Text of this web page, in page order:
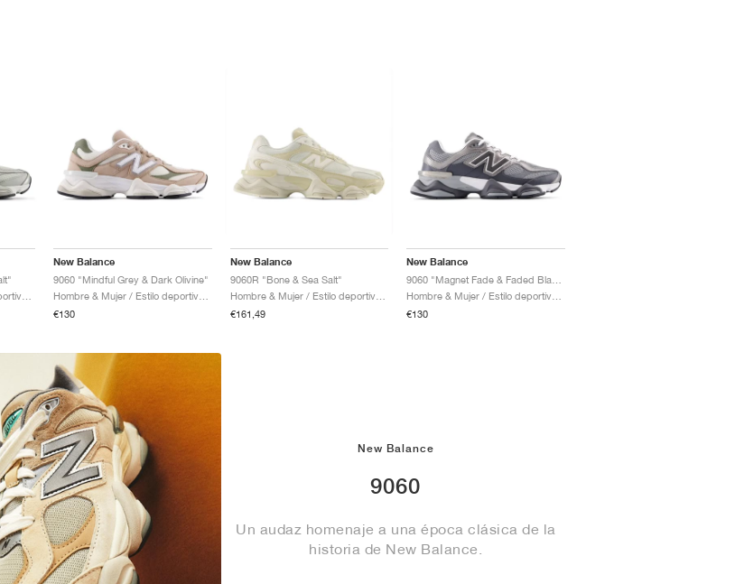
New Balance
9060
Un audaz homenaje a una época clásica de la
historia de New Balance.
New Balance
9060 "Mindful Grey & Dark Olivine"
€130
New Balance
9060R "Bone & Sea Salt"
€161,49
New Balance
€130